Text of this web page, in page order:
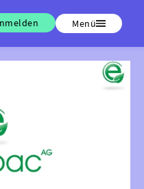
Menü